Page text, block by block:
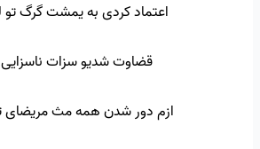
اعتماد کردی به یمشت گرگ تو
قضاوت شدیو سزات
ازم دور شدن همه مث مریضای